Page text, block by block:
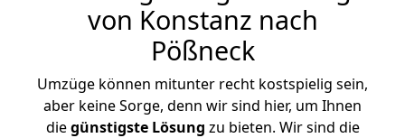
von Konstanz nach
Pößneck
Umzüge können mitunter recht kostspielig sein,
aber keine Sorge, denn wir sind hier, um Ihnen
diegünstigste Lösung zu bieten. Wir sind die